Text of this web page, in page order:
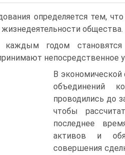
определяется тем,
общества.
каждым годом
непосредственное
В
объединений
проводились до
чтобы
последнее
активов и
совершения